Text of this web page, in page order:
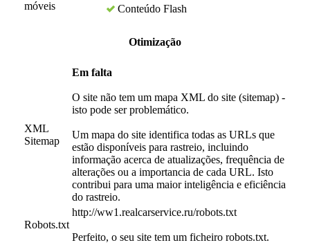
móveis
Conteúdo Flash
Otimização
XML
Sitemap
Em falta
O site não tem um mapa XML do site (sitemap) -
isto pode ser problemático.
Um mapa do site identifica todas as URLs que
estão disponíveis para rastreio, incluindo
informação acerca de atualizações, frequência de
alterações ou a importancia de cada URL. Isto
contribui para uma maior inteligência e eficiência
do rastreio.
Robots.txt
http://ww1.realcarservice.ru/robots.txt
Perfeito, o seu site tem um ficheiro robots.txt.